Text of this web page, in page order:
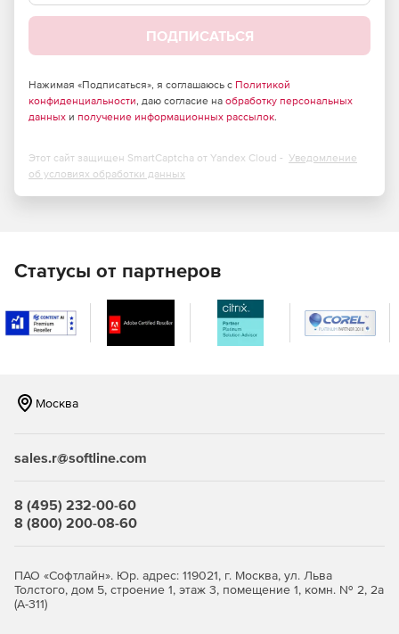
ПОДПИСАТЬСЯ
Нажимая «Подписаться», я соглашаюсь с Политикой
конфиденциальности, даю согласие на обработку персональных
данных и получение информационных рассылок.
Этот сайт защищен SmartCaptcha от Yandex Cloud - Уведомление
об условиях обработки данных
Статусы от партнеров
Москва
sales.r@softline.com
8 (495) 232-00-60
8 (800) 200-08-60
ПАО «Софтлайн». Юр. адрес: 119021, г. Москва, ул. Льва
Толстого, дом 5, строение 1, этаж 3, помещение 1, комн. № 2, 2а
(А-311)